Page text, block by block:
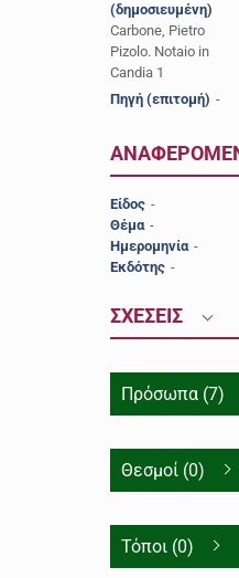
(δημοσιευμένη)
Carbone, Pietro
Pizolo. Notaio in
Candia 1
Πηγή (επιτομή) -
Είδος -
Θέμα -
Ημερομηνία -
Εκδότης -
ΣΧΕΣΕΙΣ
Πρόσωπα (7)
Θεσμοί (0)
Τόποι (0)